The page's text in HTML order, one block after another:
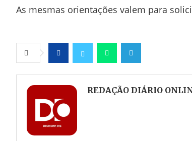
As mesmas orientações valem para
FacebookTwitter WhatsappTelegram
REDAÇÃO DIÁRIO